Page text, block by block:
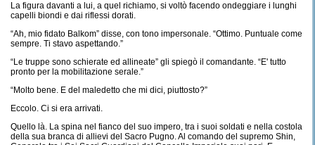
La figura davanti a lui, a quel richiamo, si voltò facendo ondeggiare i lunghi
capelli biondi e dai riflessi dorati.
“Ah, mio fidato Balkom” disse, con tono impersonale. “Ottimo. Puntuale come
sempre. Ti stavo aspettando.”
“Le truppe sono schierate ed allineate” gli spiegò il comandante. “E' tutto
pronto per la mobilitazione serale.”
“Molto bene. E del maledetto che mi dici, piuttosto?”
Eccolo. Ci si era arrivati.
Quello là. La spina nel fianco del suo impero, tra i suoi soldati e nella costola
della sua branca di allievi del Sacro Pugno. Al comando del supremo Shin,